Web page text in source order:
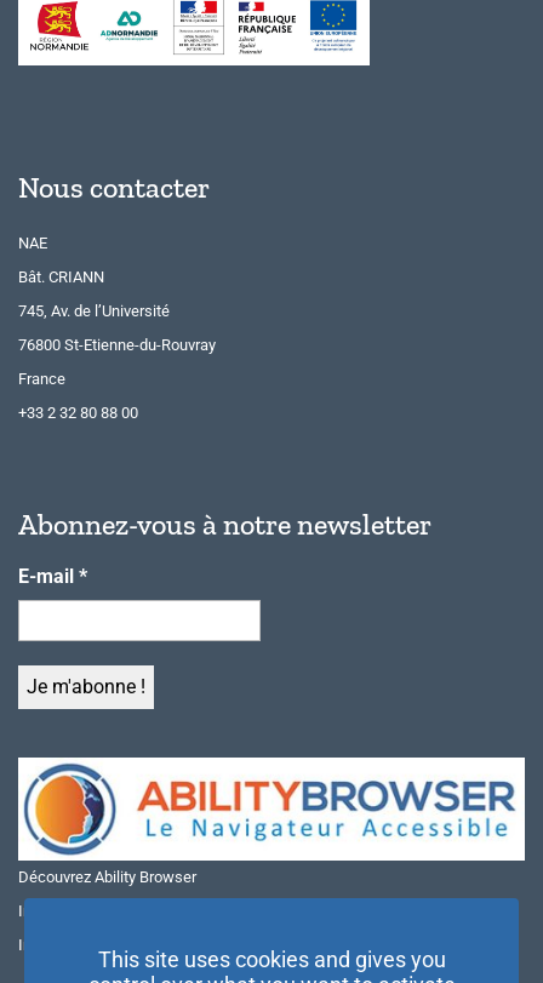
Nous contacter
NAE
Bât. CRIANN
745, Av. de l’Université
76800 St-Etienne-du-Rouvray
France
+33 2 32 80 88 00
Abonnez-vous à notre newsletter
E-mail *
Découvrez Ability Browser
Installer Ability Browser sur Windows
Installer Ability Browser sur Mac
This site uses cookies and gives you